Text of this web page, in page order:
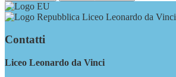
Liceo Leonardo da Vinci
Contatti
Liceo Leonardo da Vinci